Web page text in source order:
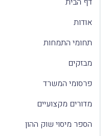
אודות
תחומי התמחות
מבזקים
פרסומי המשרד
מדורים מקצועיים
הספר מיסוי שוק ההון